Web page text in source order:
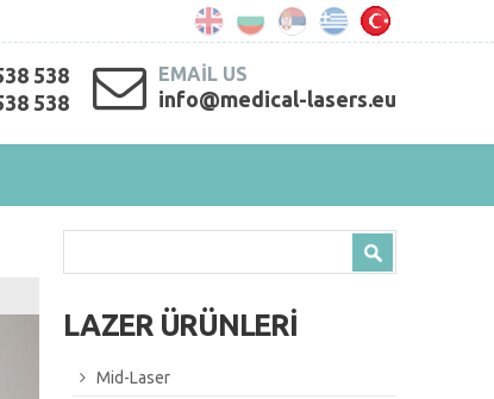
538
538
EMAIL US
info@medical-lasers.eu
LAZER ÜRÜNLERİ
Mid-Laser